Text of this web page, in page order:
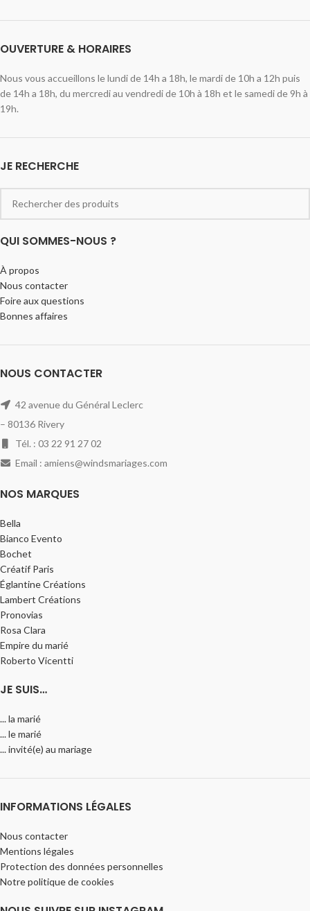
OUVERTURE & HORAIRES
Nous vous accueillons le lundi de 14h a 18h, le mardi de 10h a 12h puis
de 14h a 18h, du mercredi au vendredi de 10h à 18h et le samedi de 9h à
19h.
JE RECHERCHE
QUI SOMMES-NOUS ?
À propos
Nous contacter
Foire aux questions
Bonnes affaires
NOUS CONTACTER
42 avenue du Général Leclerc
– 80136 Rivery
Tél. : 03 22 91 27 02
Email : amiens@windsmariages.com
NOS MARQUES
Bella
Bianco Evento
Bochet
Créatif Paris
Églantine Créations
Lambert Créations
Pronovias
Rosa Clara
Empire du marié
Roberto Vicentti
JE SUIS…
... la marié
... le marié
... invité(e) au mariage
INFORMATIONS LÉGALES
Nous contacter
Mentions légales
Protection des données personnelles
Notre politique de cookies